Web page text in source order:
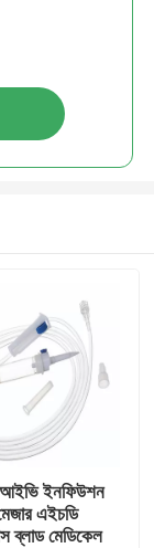
ইনফিউশন
এইচডি
ব্লাড মেডিকেল